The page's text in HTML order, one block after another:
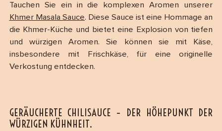
Tauchen Sie ein in die komplexen Aromen unserer
Khmer Masala Sauce. Diese Sauce ist eine Hommage an
die Khmer-Küche und bietet eine Explosion von tiefen
und würzigen Aromen. Sie können sie mit Käse,
insbesondere mit Frischkäse, für eine originelle
Verkostung entdecken.
GERÄUCHERTE CHILISAUCE – DER HÖHEPUNKT DER
WÜRZIGEN KÜHNHEIT.